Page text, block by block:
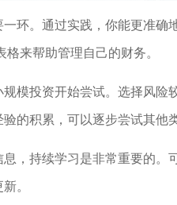
环。通过实践，你能更准确
来帮助管理自己的财务。
模投资开始尝试。选择风险
的积累，可以逐步尝试其他
，持续学习是非常重要的。
。